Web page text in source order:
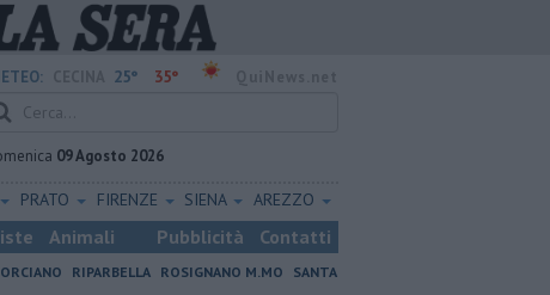
25° 35°
09 Agosto 2026
PRATO FIRENZE SIENA AREZZO
Animali Pubblicità Contatti
ORCIANO RIPARBELLA ROSIGNANO M.MO
SANTA